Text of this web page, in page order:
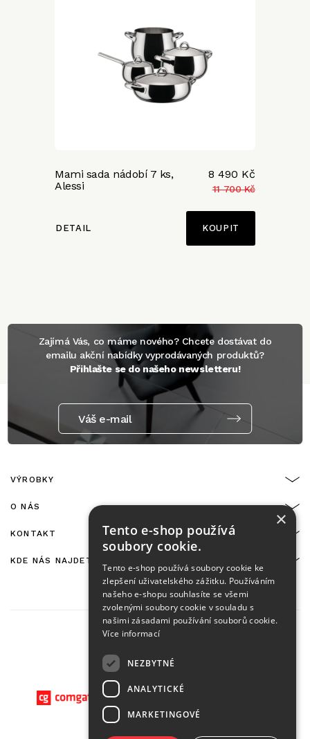
Mami sada nádobí 7 ks,
Alessi
8 490 Kč
11 700 Kč
DETAIL
Zajímá Vás, co máme nového? Chcete dostávat do
emailu akční nabídky vyprodávaných produktů?
Přihlašte se do našeho newsletteru!
Váš e-mail
VÝROBKY
O NÁS
KONTAKT
KDE NÁS NAJDETE
On-line platby zajišťuje:
×
Tento e-shop používá
soubory cookie.
Tento e-shop používá soubory cookie ke
zlepšení uživatelského zážitku. Používáním
našeho e-shopu souhlasíte se všemi
zvolenými soubory cookie v souladu s
našimi zásadami používání souborů cookie.
Více informací
NEZBYTNÉ
ANALYTICKÉ
MARKETINGOVÉ